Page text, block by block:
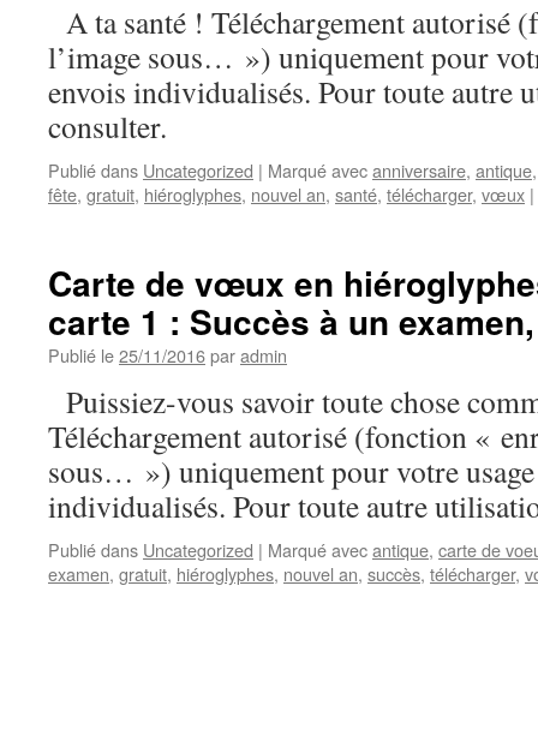
A ta santé ! Téléchargement autorisé
l’image sous… ») uniquement pour
envois individualisés. Pour toute autre
consulter.
Publié dans Uncategorized | Marqué avecanniversaire, antique
fête, gratuit, hiéroglyphes, nouvel an, santé, télécharger, vœux |
Carte de vœux en
carte 1 : Succès à un
Publié le25/11/2016paradmin
Puissiez-vous savoir toute chose
Téléchargement autorisé (fonction «
sous… ») uniquement pour votre
individualisés. Pour toute autre
Publié dans Uncategorized | Marqué avecantique, carte de
examen, gratuit, hiéroglyphes, nouvel an, succès, télécharger,